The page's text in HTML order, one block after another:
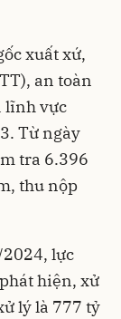
xuất xứ,
an toàn
lĩnh vực
Từ ngày
tra 6.396
thu nộp
lực
hiện, xử
lý là 777 tỷ